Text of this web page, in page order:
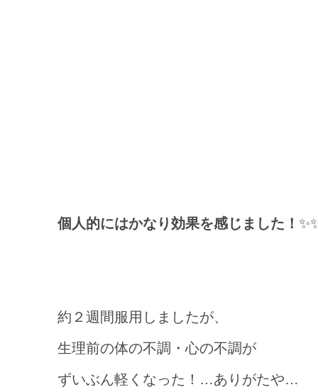
個人的にはかなり効果を感じました！
約２週間服用しましたが、
生理前の体の不調・心の不調が
ずいぶん軽くなった！…ありがたや…